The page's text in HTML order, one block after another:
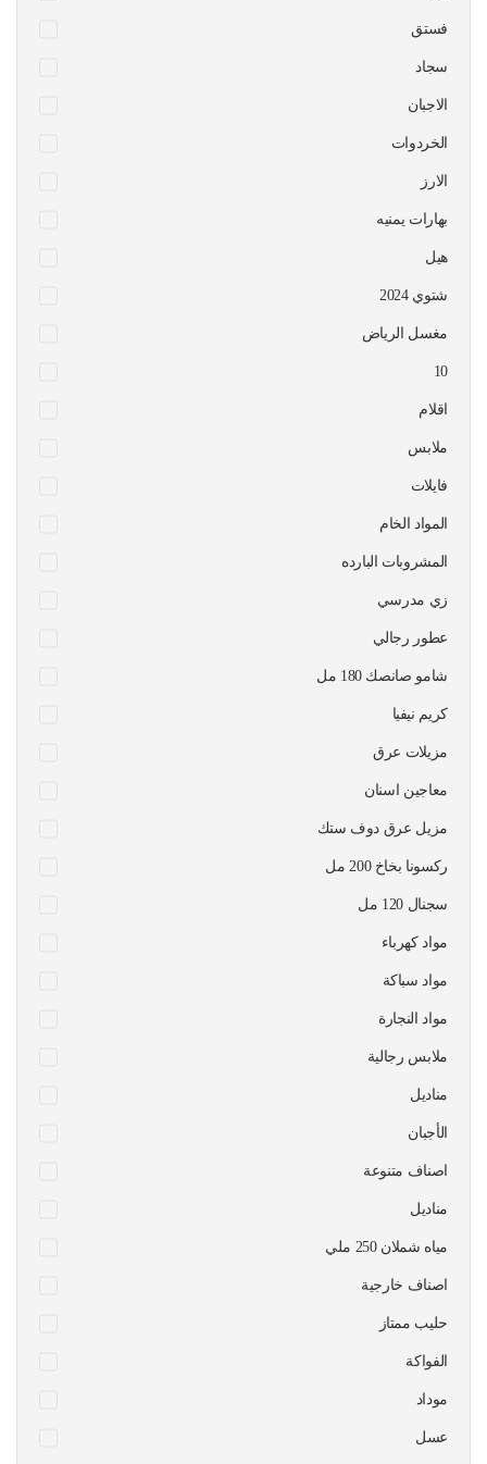
فستق
سجاد
الاجبان
الخردوات
الارز
بهارات يمنيه
هيل
شتوي 2024
مغسل الرياض
10
اقلام
ملابس
فايلات
المواد الخام
المشروبات البارده
زي مدرسي
عطور رجالي
شامو صانصك 180 مل
كريم نيفيا
مزيلات عرق
معاجين اسنان
مزيل عرق دوف ستك
ركسونا بخاخ 200 مل
سجنال 120 مل
مواد كهرباء
مواد سباكة
مواد النجارة
ملابس رجالية
مناديل
الأجبان
اصناف متنوعة
مناديل
مياه شملان 250 ملي
اصناف خارجية
حليب ممتاز
الفواكة
موداد
عسل